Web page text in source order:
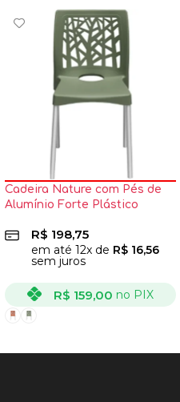
Cadeira Nature com Pés de
Alumínio Forte Plástico
R$ 198,75
em até 12x de R$ 16,56
sem juros
R$ 159,00 no PIX